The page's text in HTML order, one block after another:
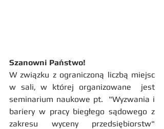
Szanowni Państwo!
W związku z ograniczoną liczbą miejsc
w sali, w której organizowane  jest
seminarium naukowe pt.  "Wyzwania i
bariery w pracy biegłego sądowego z
zakresu wyceny przedsiębiorstw"